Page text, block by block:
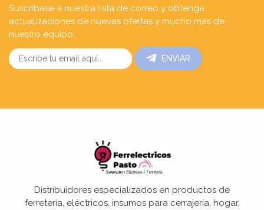
Suscríbase a nuestra lista de correo y obtenga
actualizaciones de nuevas ofertas y mucho más de
nuestro equipo.
ENVIAR
Distribuidores especializados en productos de
ferretería, eléctricos, insumos para cerrajería, hogar,